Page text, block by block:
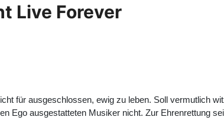
Live Forever
für ausgeschlossen, ewig zu leben. Soll vermutlich
Ego ausgestatteten Musiker nicht. Zur Ehrenrettung